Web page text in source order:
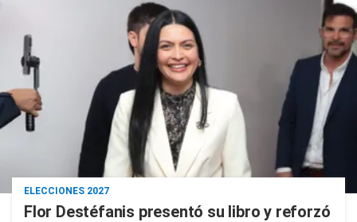
ELECCIONES 2027
Flor Destéfanis presentó su libro y reforzó